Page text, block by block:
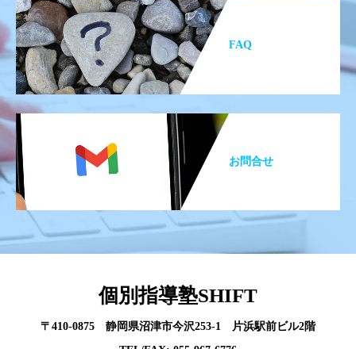
FAQ
お問合せ
個別指導塾SHIFT
〒410-0875 静岡県沼津市今沢253-1 片浜駅前ビル2階